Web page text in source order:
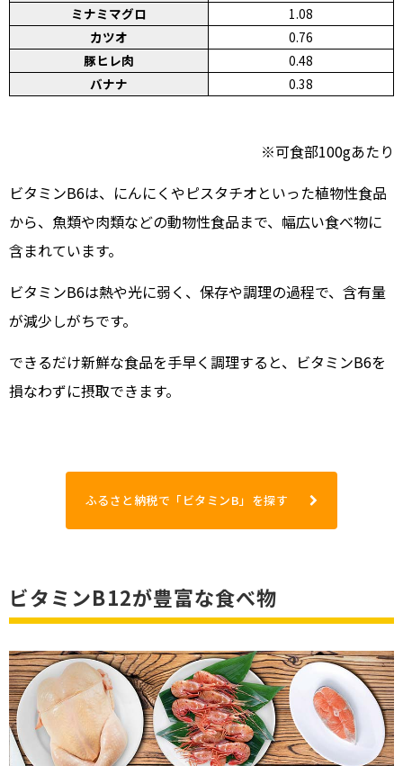
ミナミマグロ
1.08
カツオ
0.76
豚ヒレ肉
0.48
バナナ
0.38
※可食部100gあたり
ビタミンB6は、にんにくやピスタチオといった植物性食品
から、魚類や肉類などの動物性食品まで、幅広い食べ物に
含まれています。
ビタミンB6は熱や光に弱く、保存や調理の過程で、含有量
が減少しがちです。
できるだけ新鮮な食品を手早く調理すると、ビタミンB6を
損なわずに摂取できます。
ふるさと納税で「ビタミンB」を探す
ビタミンB12が豊富な食べ物